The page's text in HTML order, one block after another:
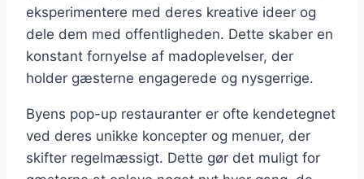
eksperimentere med deres kreative ideer og
dele dem med offentligheden. Dette skaber en
konstant fornyelse af madoplevelser, der
holder gæsterne engagerede og nysgerrige.
Byens pop-up restauranter er ofte kendetegnet
ved deres unikke koncepter og menuer, der
skifter regelmæssigt. Dette gør det muligt for